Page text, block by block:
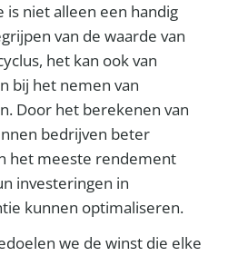
niet alleen een handig
van de waarde van
het kan ook van
bij het nemen van
Door het berekenen van
bedrijven beter
het meeste rendement
investeringen in
kunnen optimaliseren.
we de winst die elke